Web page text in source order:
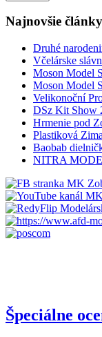
Najnovšie články
Druhé
Včelárske
Moson Model
Moson Model
Velikonoční
DSz Kit Show
Hrmenie pod
Plastiková
Baobab
NITRA
Špeciálne